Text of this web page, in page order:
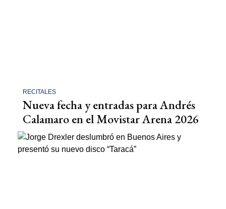
RECITALES
Nueva fecha y entradas para Andrés
Calamaro en el Movistar Arena 2026